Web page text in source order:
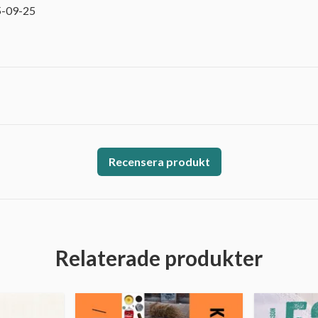
09-25
Recensera produkt
Relaterade produkter